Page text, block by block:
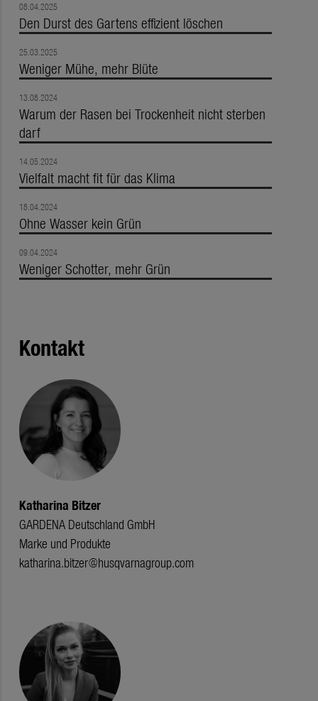
08.04.2025
Den Durst des Gartens effizient löschen
25.03.2025
Weniger Mühe, mehr Blüte
13.08.2024
Warum der Rasen bei Trockenheit nicht sterben
darf
14.05.2024
Vielfalt macht fit für das Klima
18.04.2024
Ohne Wasser kein Grün
09.04.2024
Weniger Schotter, mehr Grün
Kontakt
Katharina Bitzer
GARDENA Deutschland GmbH
Marke und Produkte
katharina.bitzer@husqvarnagroup.com